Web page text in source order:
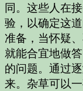
同。这些人在
验，以确定这
准备，当怀疑
就能合宜地做
的问题。通过
来。杂草可以